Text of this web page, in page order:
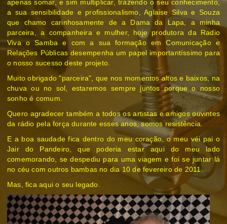
apenas somar, e sim multiplicar, trazendo o seu conhecimento,
a sua sensibilidade e profissionalismo, Aglaise Silva e Souza
que chamo carinhosamente de a Dama da Lapa, a minha
parceira, a companheira e mulher, hoje produtora da Radio
Viva o Samba e com a sua formação em Comunicação e
Relações Públicas desempenha um papel importantíssimo para
o nosso sucesso deste projeto.
Muito obrigado "parceira", que nos momentos altos e baixos, na
chuva ou no sol, estaremos sempre juntos porque o nosso
sonho é comum.
Quero agradecer também a todos os artistas e amigos ouvintes
da rádio pela força durante esses anos, somos resistência.
E a boa saudade fica dentro do meu coração, o meu véi pai o
Jair do Pandeiro, que poderia estar aqui do meu lado
comemorando, se despediu para uma viagem e foi se juntar lá
no céu com outros bambas no dia 10 de fevereiro de 2011.
Mas, fica aqui o seu legado.